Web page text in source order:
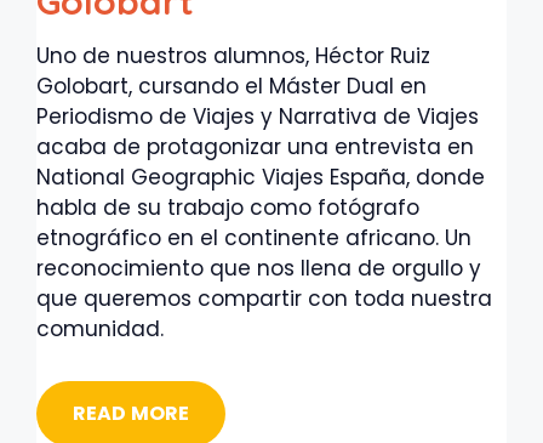
Uno de nuestros alumnos, Héctor Ruiz
Golobart, cursando el Máster Dual en
Periodismo de Viajes y Narrativa de Viajes
acaba de protagonizar una entrevista en
National Geographic Viajes España, donde
habla de su trabajo como fotógrafo
etnográfico en el continente africano. Un
reconocimiento que nos llena de orgullo y
que queremos compartir con toda nuestra
comunidad.
READ MORE